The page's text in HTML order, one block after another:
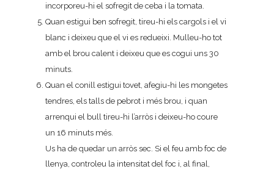
incorporeu-hi el sofregit de ceba i la tomata.
Quan estigui ben sofregit, tireu-hi els cargols i el vi
blanc i deixeu que el vi es redueixi. Mulleu-ho tot
amb el brou calent i deixeu que es cogui uns 30
minuts.
Quan el conill estigui tovet, afegiu-hi les mongetes
tendres, els talls de pebrot i més brou, i quan
arrenqui el bull tireu-hi l’arròs i deixeu-ho coure
un 16 minuts més.
Us ha de quedar un arròs sec. Si el feu amb foc de
llenya, controleu la intensitat del foc i, al final,